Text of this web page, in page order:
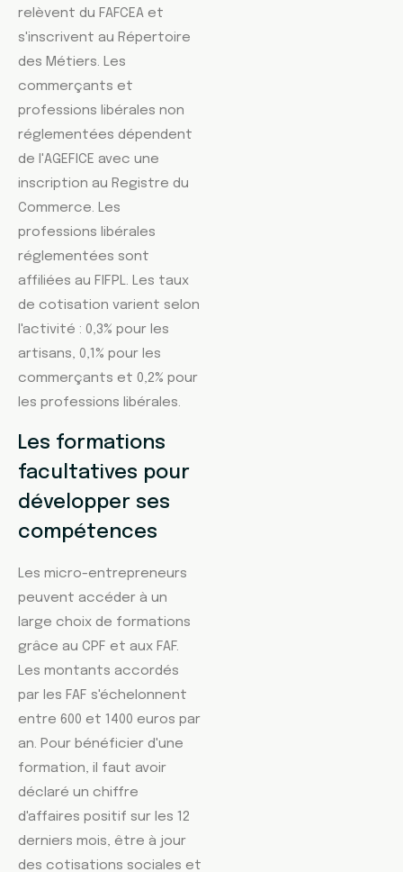
relèvent du FAFCEA et
s'inscrivent au Répertoire
des Métiers. Les
commerçants et
professions libérales non
réglementées dépendent
de l'AGEFICE avec une
inscription au Registre du
Commerce. Les
professions libérales
réglementées sont
affiliées au FIFPL. Les taux
de cotisation varient selon
l'activité : 0,3% pour les
artisans, 0,1% pour les
commerçants et 0,2% pour
les professions libérales.
Les formations
facultatives pour
développer ses
compétences
Les micro-entrepreneurs
peuvent accéder à un
large choix de formations
grâce au CPF et aux FAF.
Les montants accordés
par les FAF s'échelonnent
entre 600 et 1400 euros par
an. Pour bénéficier d'une
formation, il faut avoir
déclaré un chiffre
d'affaires positif sur les 12
derniers mois, être à jour
des cotisations sociales et